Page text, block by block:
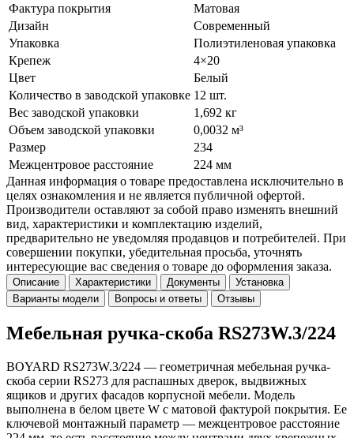
Фактура покрытия
Матовая
Дизайн
Современный
Упаковка
Полиэтиленовая упаковка
Крепеж
4×20
Цвет
Белый
Количество в заводской упаковке 12 шт.
Вес заводской упаковки
1,692 кг
Объем заводской упаковки
0,0032 м³
Размер
234
Межцентровое расстояние
224 мм
Данная информация о товаре предоставлена исключительно в
целях ознакомления и не является публичной офертой.
Производители оставляют за собой право изменять внешний
вид, характеристики и комплектацию изделий,
предварительно не уведомляя продавцов и потребителей. При
совершении покупки, убедительная просьба, уточнять
интересующие вас сведения о товаре до оформления заказа.
Описание Характеристики Документы
Установка
Варианты модели
Вопросы и ответы Отзывы
Мебельная ручка-скоба RS273W.3/224
BOYARD RS273W.3/224 — геометричная мебельная ручка-
скоба серии RS273 для распашных дверок, выдвижных
ящиков и других фасадов корпусной мебели. Модель
выполнена в белом цвете W с матовой фактурой покрытия. Ее
ключевой монтажный параметр — межцентровое расстояние